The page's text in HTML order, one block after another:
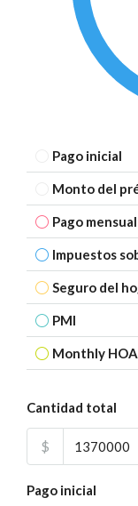
Pago inicial
Monto del
Pago
Impuestos
Seguro del
PMI
Monthly
Cantidad total
$
Pago inicial